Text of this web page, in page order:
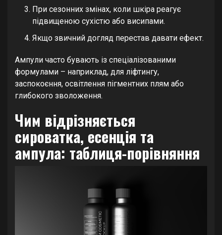
При сезонних змінах, коли шкіра реагує
підвищеною сухістю або висипами.
Якщо звичний догляд перестав давати ефект.
Ампули часто бувають із спеціалізованими
формулами – наприклад, для ліфтингу,
заспокоєння, освітлення пігментних плям або
глибокого зволоження.
Чим відрізняється
сироватка, есенція та
ампула: таблиця-порівняння